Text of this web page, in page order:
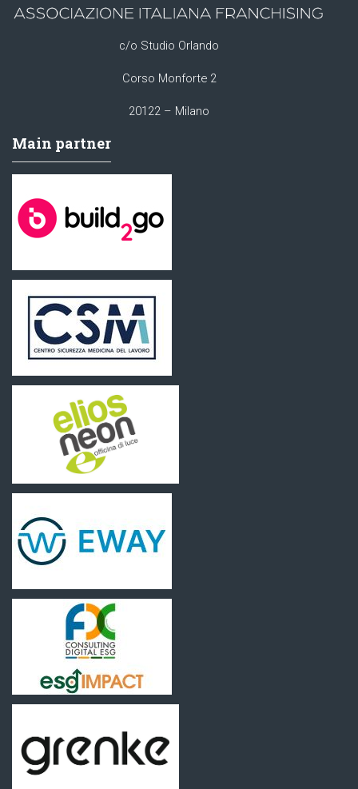
c/o Studio Orlando
Corso Monforte 2
20122 – Milano
Main partner